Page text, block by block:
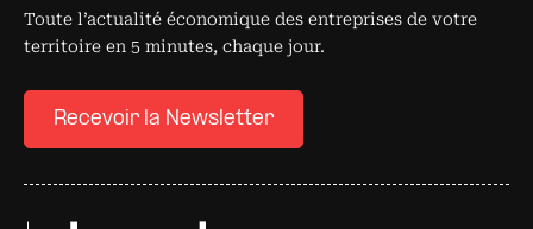
Toute l’actualité économique des entreprises de votre
territoire en 5 minutes, chaque jour.
Recevoir la Newsletter